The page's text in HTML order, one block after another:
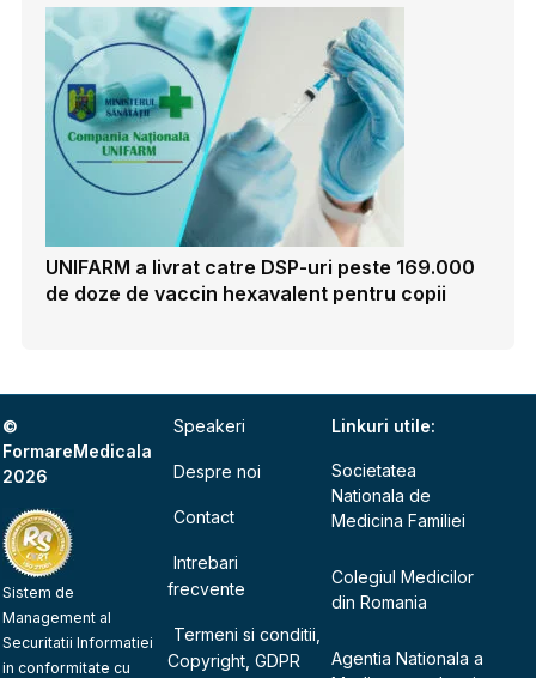
UNIFARM a livrat catre DSP-uri peste 169.000
de doze de vaccin hexavalent pentru copii
©
FormareMedicala
2026
Sistem de
Management al
Securitatii Informatiei
in conformitate cu
Speakeri
Despre noi
Contact
Intrebari
frecvente
Termeni si conditii,
Copyright, GDPR
Linkuri utile:
Societatea
Nationala de
Medicina Familiei
Colegiul Medicilor
din Romania
Agentia Nationala a